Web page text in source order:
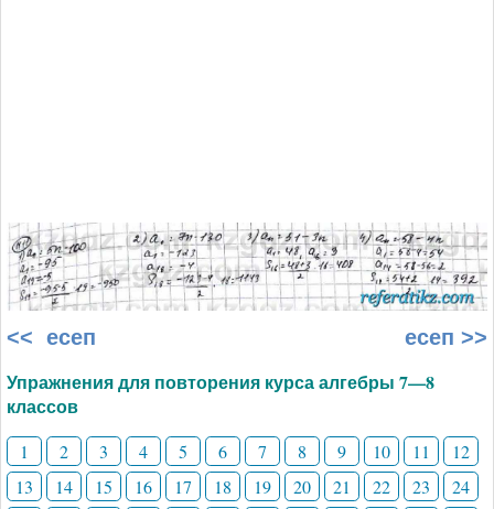
<< есеп есеп >>
Упражнения для повторения курса алгебры 7—8
классов
1 2 3 4 5 6 7 8 9 10 11
12
13
14 15 16 17 18 19 20 21 22 23
24